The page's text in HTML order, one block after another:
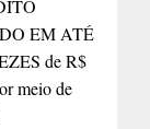
EM ATÉ
de R$
meio de